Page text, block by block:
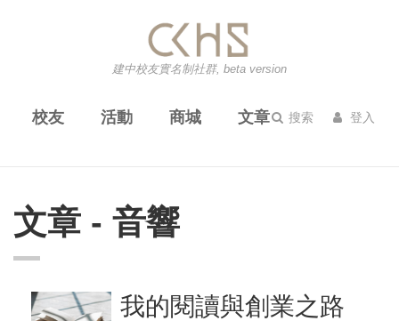
建中校友實名制社群, beta version
校友 活動 商城 文章 搜索 登入
文章 - 音響
我的閱讀與創業之路